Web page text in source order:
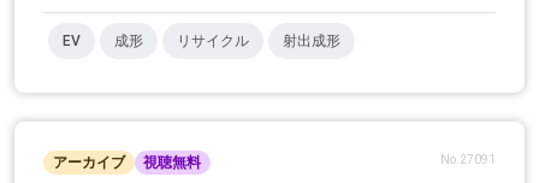
EV 成形 リサイクル 射出成形
アーカイブ 視聴無料 No.27091